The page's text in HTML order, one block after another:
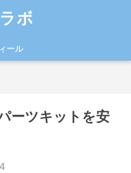
ボ
ール
ーツキットを安